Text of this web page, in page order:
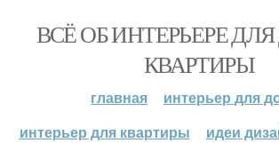
ВСЁ ОБ ИНТЕРЬЕРЕ
КВАРТИРЫ
главная
интерьер для
интерьер для квартиры
идеи